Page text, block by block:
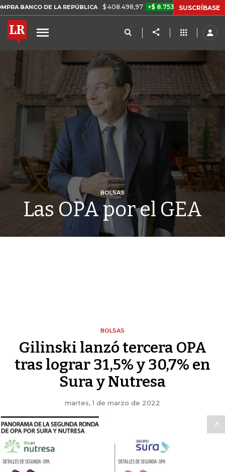
DE LA REPÚBLICA $ 408.498,97 +$ 8.753,81 +2,19% TASA DE
SUSCRÍBASE
BOLSAS
Las OPA por el GEA
BOLSAS
Gilinski lanzó tercera OPA
tras lograr 31,5% y 30,7% en
Sura y Nutresa
martes, 1 de marzo de 2022